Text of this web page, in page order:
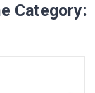
Category: